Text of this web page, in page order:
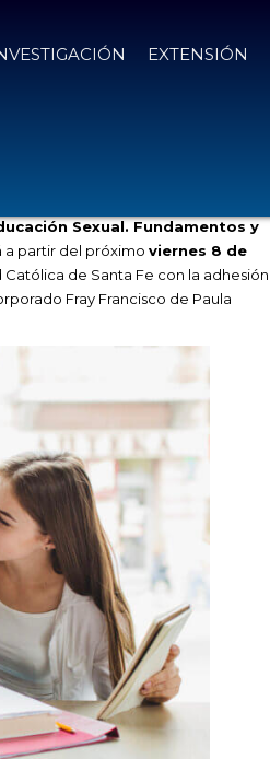
EXTENSIÓN
Sexual. Fundamentos y
a partir del próximo viernes 8 de
de Santa Fe con la adhesión
Fray Francisco de Paula